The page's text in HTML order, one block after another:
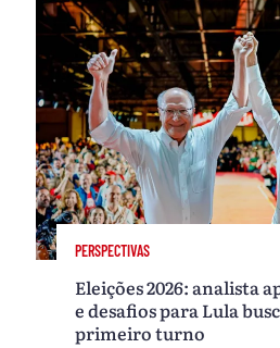
PERSPECTIVAS
Eleições 2026: analista
e desafios para Lula
primeiro turno